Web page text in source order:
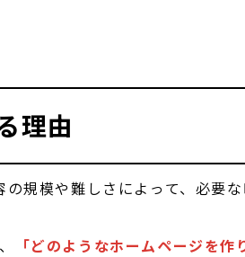
理由
規模や難しさによって、必要
「どのようなホームページを作